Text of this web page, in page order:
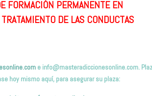
FORMACIÓN PERMANENTE EN
DE LAS CONDUCTAS
e info@masteradiccionesonline.com.
e hoy mismo aquí, para asegurar su plaza: